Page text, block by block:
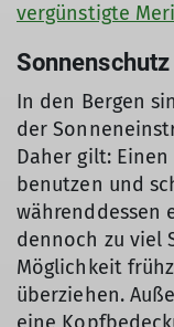
vergünstigte
In den Bergen
der
Daher gilt:
benutzen und
währenddessen
dennoch zu viel
Möglichkeit
überziehen.